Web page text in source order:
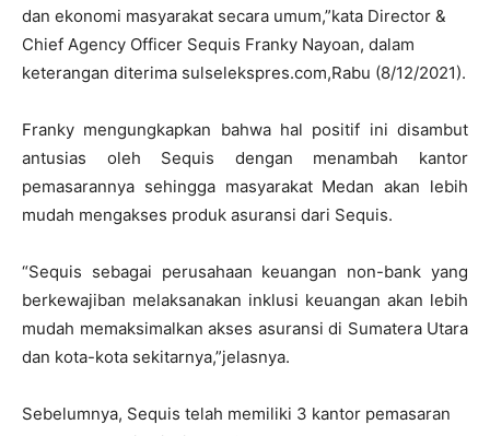
dan ekonomi masyarakat secara umum,”kata Director &
Chief Agency Officer Sequis Franky Nayoan, dalam
keterangan diterima sulselekspres.com,Rabu (8/12/2021).
Franky mengungkapkan bahwa hal positif ini disambut
antusias oleh Sequis dengan menambah kantor
pemasarannya sehingga masyarakat Medan akan lebih
mudah mengakses produk asuransi dari Sequis.
“Sequis sebagai perusahaan keuangan non-bank yang
berkewajiban melaksanakan inklusi keuangan akan lebih
mudah memaksimalkan akses asuransi di Sumatera Utara
dan kota-kota sekitarnya,”jelasnya.
Sebelumnya, Sequis telah memiliki 3 kantor pemasaran